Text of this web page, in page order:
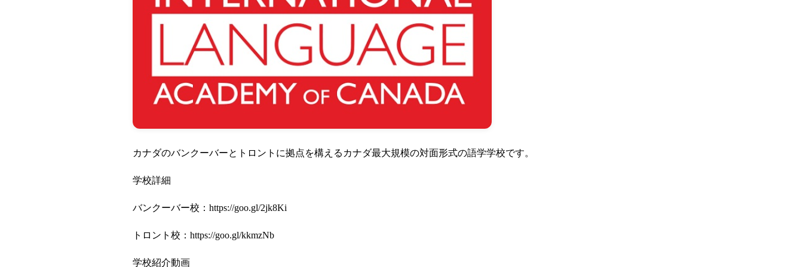
カナダのバンクーバーとトロントに拠点を構えるカナダ最大規模の対面形式の語学学校です。
学校詳細
バンクーバー校： https://goo.gl/2jk8Ki
トロント校： https://goo.gl/kkmzNb
学校紹介動画